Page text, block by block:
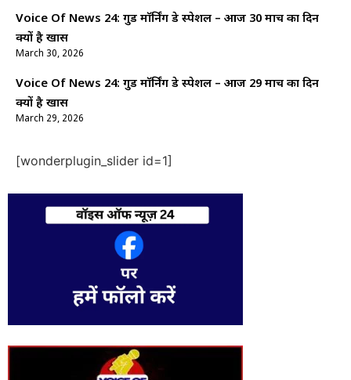
Voice Of News 24: गुड माॅर्निंग डे स्पेशल – आज 30 मार्च का दिन
क्यों है खास
March 30, 2026
Voice Of News 24: गुड माॅर्निंग डे स्पेशल – आज 29 मार्च का दिन
क्यों है खास
March 29, 2026
[wonderplugin_slider id=1]